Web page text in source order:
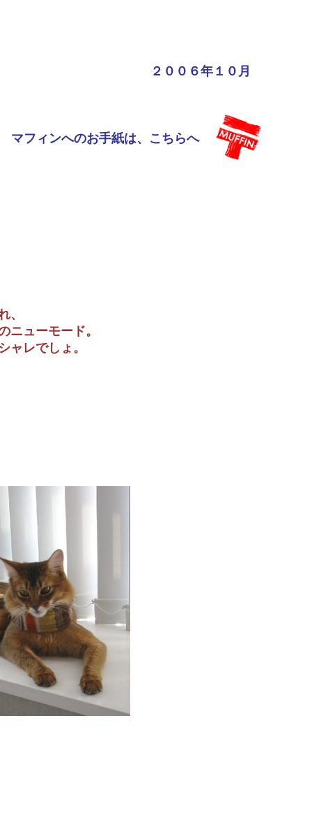
２００６年１０月
マフィンへのお手紙は、こちらへ
、
ニューモード。
ャレでしょ。